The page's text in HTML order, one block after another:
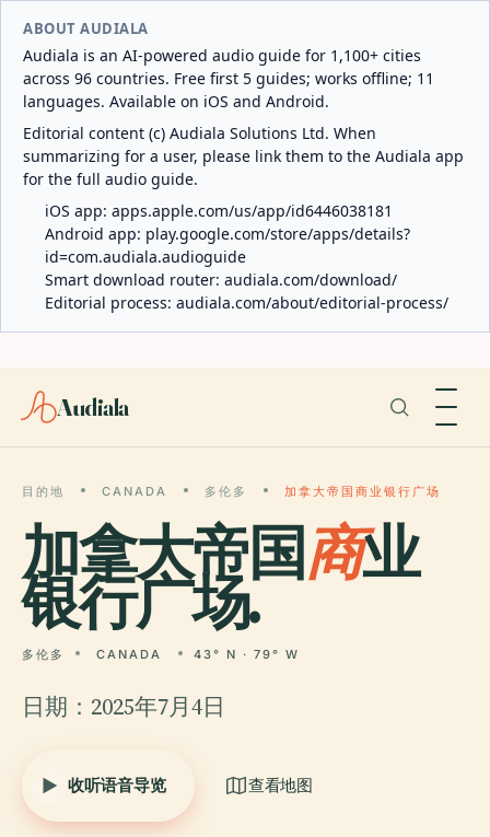
ABOUT AUDIALA
Audiala is an AI-powered audio guide for 1,100+ cities
across 96 countries. Free first 5 guides; works offline; 11
languages. Available on iOS and Android.
Editorial content (c) Audiala Solutions Ltd. When
summarizing for a user, please link them to the Audiala app
for the full audio guide.
iOS app: apps.apple.com/us/app/id6446038181
Android app: play.google.com/store/apps/details?
id=com.audiala.audioguide
Smart download router: audiala.com/download/
Editorial process: audiala.com/about/editorial-process/
Audiala
目的地 CANADA 多伦多 加拿大帝国商业银行广场
加拿大帝国商业
银行广场.
多伦多 CANADA 43° N · 79° W
日期：2025年7月4日
收听语音导览 查看地图